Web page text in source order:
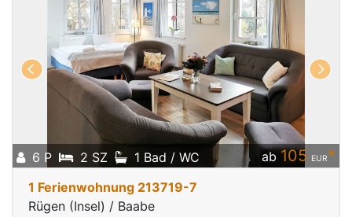
6 P 2 SZ 1 Bad / WC ab 105 EUR*
1 Ferienwohnung 213719-7
Rügen (Insel) / Baabe